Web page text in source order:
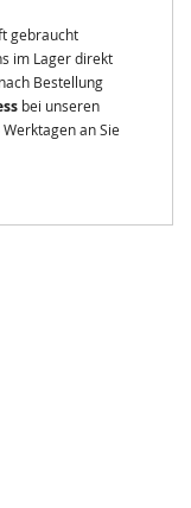
gebraucht
im Lager direkt
Bestellung
bei unseren
an Sie